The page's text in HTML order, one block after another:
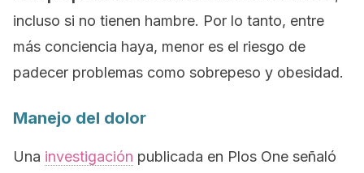
incluso si no tienen hambre. Por lo tanto, entre
más conciencia haya, menor es el riesgo de
padecer problemas como sobrepeso y obesidad.
Manejo del dolor
Una investigación publicada en Plos One señaló